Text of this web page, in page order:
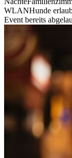
WLANHunde
Event bereits